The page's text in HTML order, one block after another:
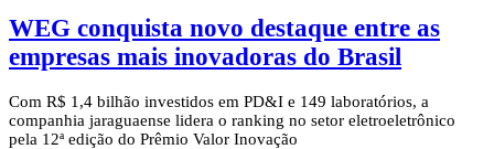
WEG conquista novo destaque entre as
empresas mais inovadoras do Brasil
Com R$ 1,4 bilhão investidos em PD&I e 149 laboratórios, a
companhia jaraguaense lidera o ranking no setor eletroeletrônico
pela 12ª edição do Prêmio Valor Inovação